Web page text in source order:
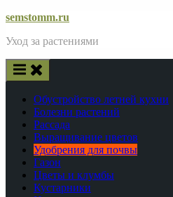
Skip
content
semstomm.ru
Уход за растениями
Обустройство летней кухни
Болезни растений
Рассада
Выращивание цветов
Удобрения для почвы
Газон
Цветы и клумбы
Кустарники